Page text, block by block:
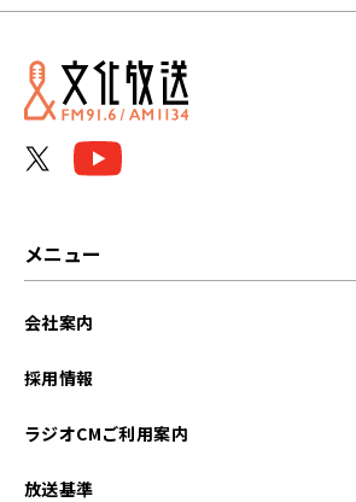
2026年01月
2025年12月
メニュー
会社案内
採用情報
ラジオCMご利用案内
放送基準